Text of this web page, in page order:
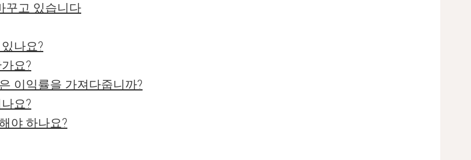
꾸고 있습니다
나요?
요?
이익률을 가져다줍니까?
요?
야 하나요?